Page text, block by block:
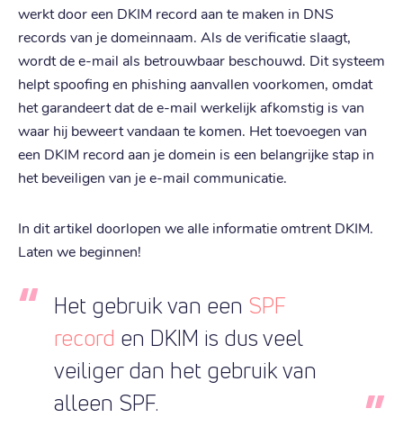
werkt door een DKIM record aan te maken in DNS
records van je domeinnaam. Als de verificatie slaagt,
wordt de e-mail als betrouwbaar beschouwd. Dit systeem
helpt spoofing en phishing aanvallen voorkomen, omdat
het garandeert dat de e-mail werkelijk afkomstig is van
waar hij beweert vandaan te komen. Het toevoegen van
een DKIM record aan je domein is een belangrijke stap in
het beveiligen van je e-mail communicatie.
In dit artikel doorlopen we alle informatie omtrent DKIM.
Laten we beginnen!
Het gebruik van een SPF
record en DKIM is dus veel
veiliger dan het gebruik van
alleen SPF.